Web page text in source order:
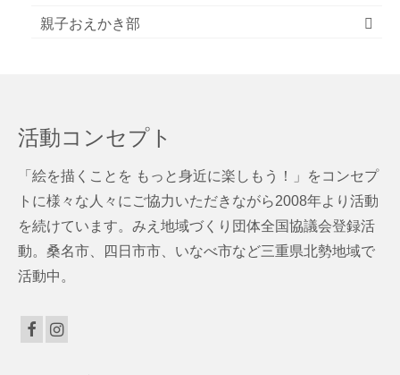
親子おえかき部
活動コンセプト
「絵を描くことを もっと身近に楽しもう！」をコンセプ
トに様々な人々にご協力いただきながら2008年より活動
を続けています。みえ地域づくり団体全国協議会登録活
動。桑名市、四日市市、いなべ市など三重県北勢地域で
活動中。